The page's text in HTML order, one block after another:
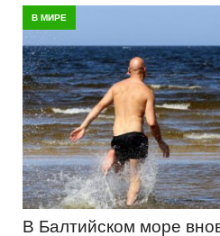
В МИРЕ
В Балтийском море